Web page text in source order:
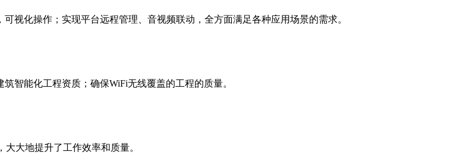
视化操作；实现平台远程管理、音视频联动，全方面满足各种应用场景的需求。
智能化工程资质；确保WiFi无线覆盖的工程的质量。
大大地提升了工作效率和质量。